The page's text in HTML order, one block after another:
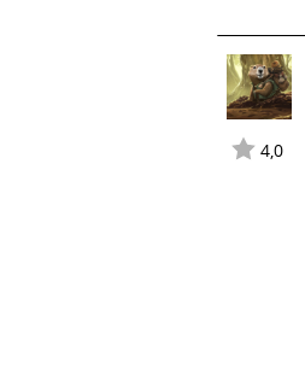
4,0